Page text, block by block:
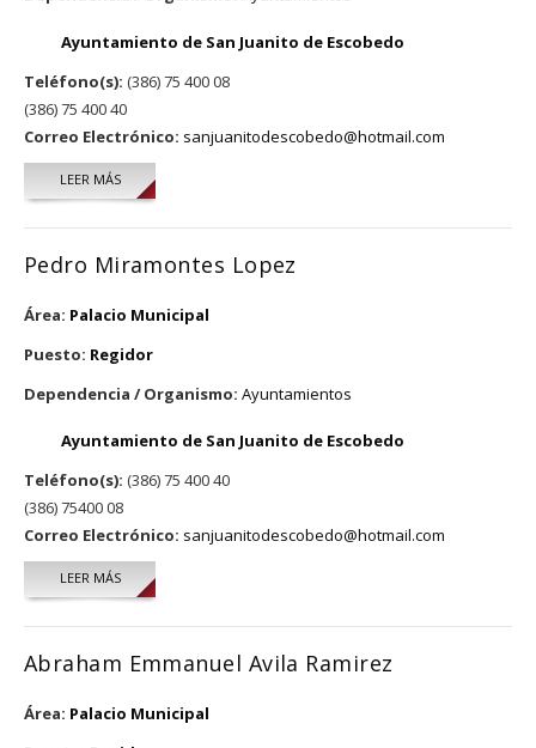
Ayuntamiento de San Juanito de Escobedo
Teléfono(s): (386) 75 400 08
(386) 75 400 40
Correo Electrónico: sanjuanitodescobedo@hotmail.com
LEER MÁSSOBRE JUAN DAVID GARCIA LOPEZ
Pedro Miramontes Lopez
Área: Palacio Municipal
Puesto: Regidor
Dependencia / Organismo: Ayuntamientos
Ayuntamiento de San Juanito de Escobedo
Teléfono(s): (386) 75 400 40
(386) 75400 08
Correo Electrónico: sanjuanitodescobedo@hotmail.com
LEER MÁSSOBRE PEDRO MIRAMONTES LOPEZ
Abraham Emmanuel Avila Ramirez
Área: Palacio Municipal